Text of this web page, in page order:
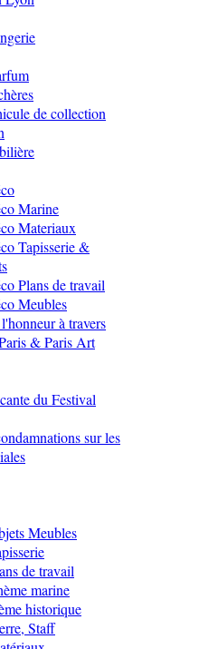
de collection
Marine
Materiaux
Tapisserie &
Plans de travail
Meubles
à travers
& Paris Art
du Festival
sur les
Meubles
de travail
marine
historique
Staff